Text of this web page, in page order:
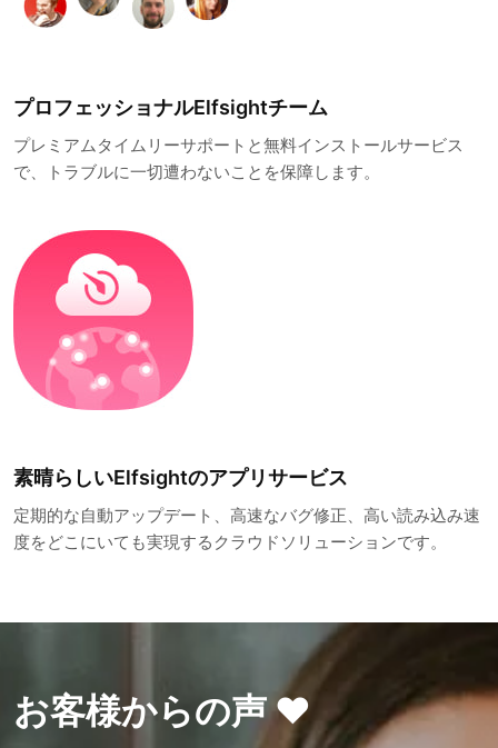
プロフェッショナルElfsightチーム
プレミアムタイムリーサポートと無料インストールサービス
で、トラブルに一切遭わないことを保障します。
素晴らしいElfsightのアプリサービス
定期的な自動アップデート、高速なバグ修正、高い読み込み速
度をどこにいても実現するクラウドソリューションです。
お客様からの声 ❤️